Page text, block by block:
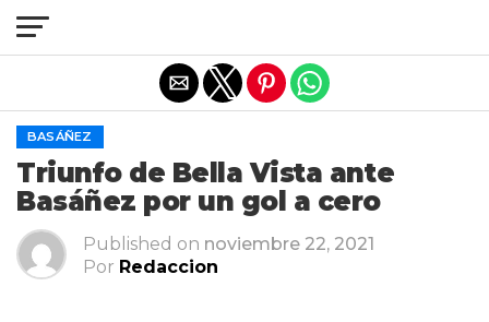
BASÁÑEZ
Triunfo de Bella Vista ante
Basáñez por un gol a cero
Published on noviembre 22, 2021
Por Redaccion